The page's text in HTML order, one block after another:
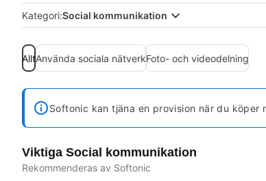
Kategori:Social kommunikation
AlltAnvända sociala nätverkFoto- och videodelning
Softonic kan tjäna en provision när du köper
Viktiga Social kommunikation
Rekommenderas av Softonic